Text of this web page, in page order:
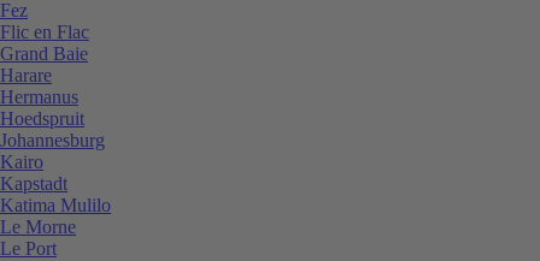
Fez
Flic en Flac
Grand Baie
Harare
Hermanus
Hoedspruit
Johannesburg
Kairo
Kapstadt
Katima Mulilo
Le Morne
Le Port